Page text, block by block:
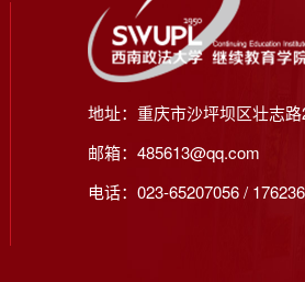
地址：重庆市沙坪坝区壮志
邮箱：485613@qq.com
电话：023-65207056 /